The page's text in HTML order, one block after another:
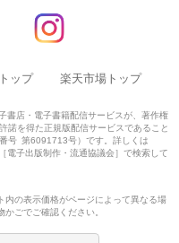
ップ 楽天市場トップ
書店・電子書籍配信サービスが、著作権
諾を得た正規版配信サービスであること
号 第6091713号）です。詳しくは
電子出版制作・流通協議会］で検索して
内の表示価格がページによって異なる場
ごでご確認ください。